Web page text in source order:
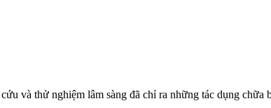
và thử nghiệm lâm sàng đã chỉ ra những tác dụng chữa